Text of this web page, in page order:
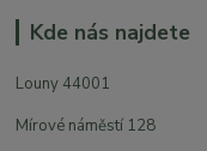
Kde nás najdete
Louny 44001
Mírové náměstí 128